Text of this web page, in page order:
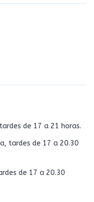
de 17 a 21 horas.
tardes de 17 a 20.30
de 17 a 20.30